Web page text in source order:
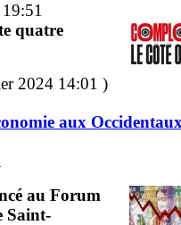
quatre
2024 14:01 )
aux
au Forum
Saint-